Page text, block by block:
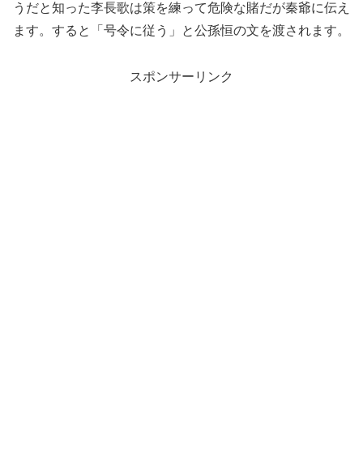
うだと知った李長歌は策を練って危険な賭だが秦爺に伝え
ます。すると「号令に従う」と公孫恒の文を渡されます。
スポンサーリンク